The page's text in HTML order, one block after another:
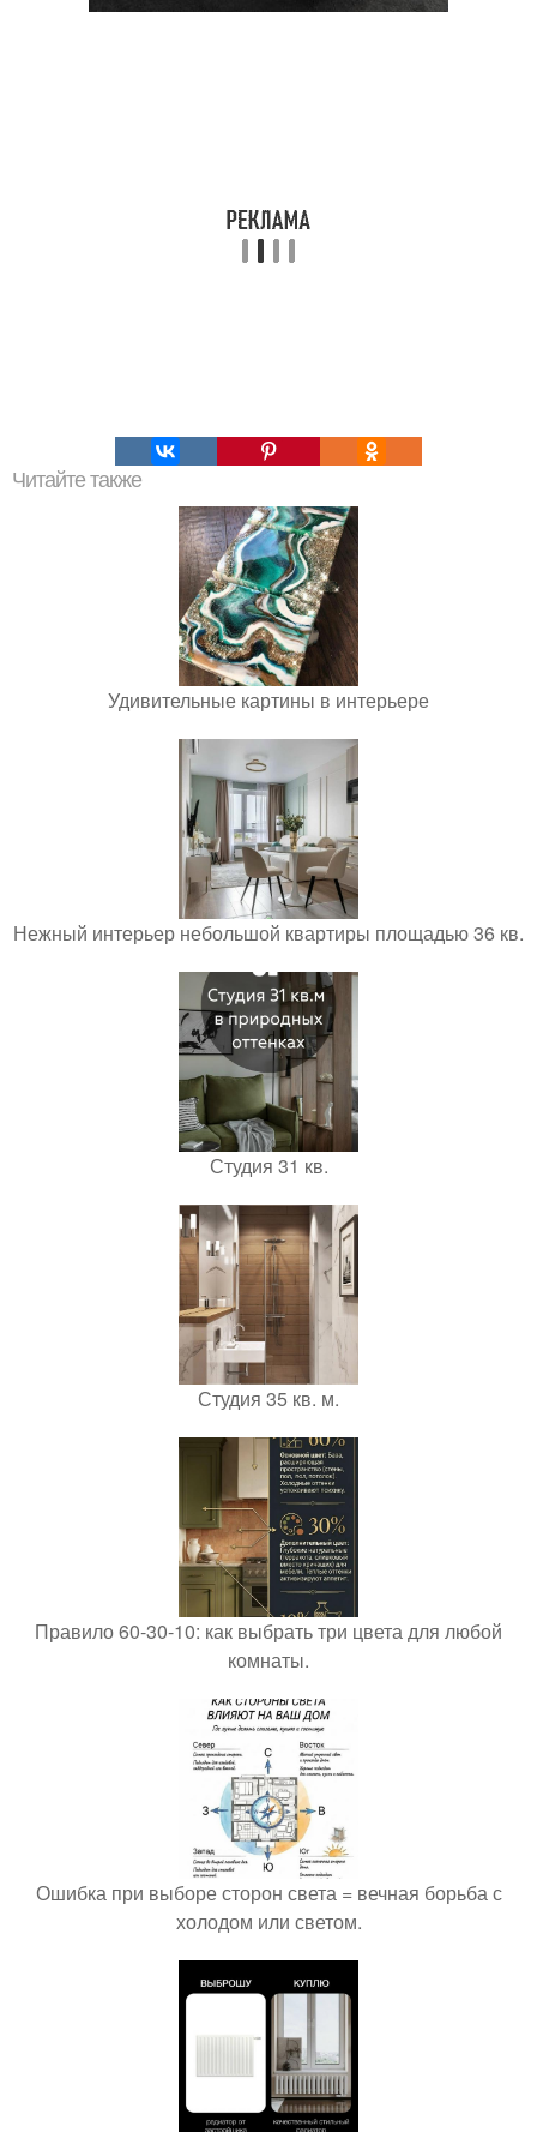
Читайте также
Удивительные картины в интерьере
Нежный интерьер небольшой квартиры площадью 36 кв.
Студия 31 кв.
Студия 35 кв. м.
Правило 60-30-10: как выбрать три цвета для любой
комнаты.
Ошибка при выборе сторон света = вечная борьба с
холодом или светом.